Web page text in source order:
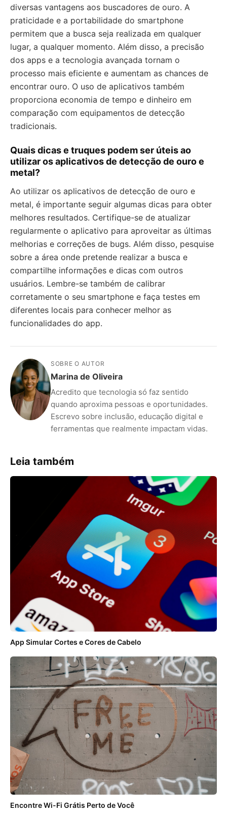
diversas vantagens aos buscadores de ouro. A
praticidade e a portabilidade do smartphone
permitem que a busca seja realizada em qualquer
lugar, a qualquer momento. Além disso, a precisão
dos apps e a tecnologia avançada tornam o
processo mais eficiente e aumentam as chances de
encontrar ouro. O uso de aplicativos também
proporciona economia de tempo e dinheiro em
comparação com equipamentos de detecção
tradicionais.
Quais dicas e truques podem ser úteis ao
utilizar os aplicativos de detecção de ouro e
metal?
Ao utilizar os aplicativos de detecção de ouro e
metal, é importante seguir algumas dicas para obter
melhores resultados. Certifique-se de atualizar
regularmente o aplicativo para aproveitar as últimas
melhorias e correções de bugs. Além disso, pesquise
sobre a área onde pretende realizar a busca e
compartilhe informações e dicas com outros
usuários. Lembre-se também de calibrar
corretamente o seu smartphone e faça testes em
diferentes locais para conhecer melhor as
funcionalidades do app.
SOBRE O AUTOR
Marina de Oliveira
Acredito que tecnologia só faz sentido
quando aproxima pessoas e oportunidades.
Escrevo sobre inclusão, educação digital e
ferramentas que realmente impactam vidas.
Leia também
App Simular Cortes e Cores de Cabelo
Encontre Wi-Fi Grátis Perto de Você